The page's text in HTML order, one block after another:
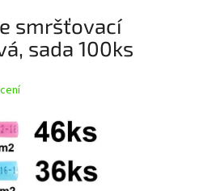
smršťovací
sada 100ks